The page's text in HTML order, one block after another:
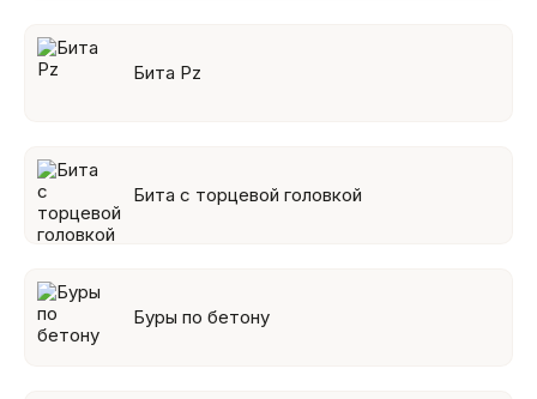
Бита Pz
Бита с торцевой головкой
Буры по бетону